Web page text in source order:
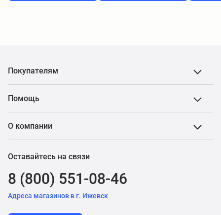
Покупателям
Помощь
О компании
Оставайтесь на связи
8 (800) 551-08-46
Адреса магазинов в г. Ижевск